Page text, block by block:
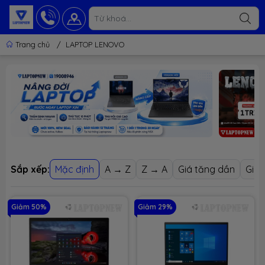
Trang chủ / LAPTOP LENOVO
Sắp xếp: Mặc định A → Z Z → A Giá tăng dần Giá
Giảm 50% Giảm 29%